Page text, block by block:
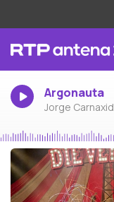
Argonauta
Jorge